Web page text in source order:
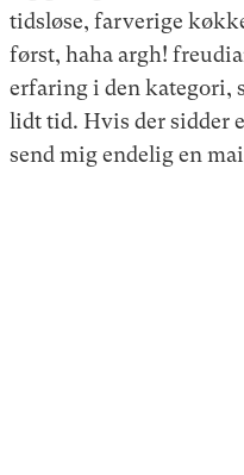
tidsløse, farverige
først, haha argh!
erfaring i den kategori,
lidt tid. Hvis der sidder
send mig endelig en